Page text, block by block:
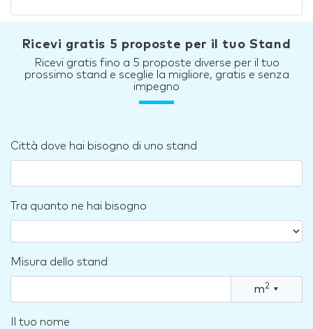
Ricevi gratis 5 proposte per il tuo Stand
Ricevi gratis fino a 5 proposte diverse per il tuo
prossimo stand e sceglie la migliore, gratis e senza
impegno
Città dove hai bisogno di uno stand
Tra quanto ne hai bisogno
Misura dello stand
m2 ▾
Il tuo nome